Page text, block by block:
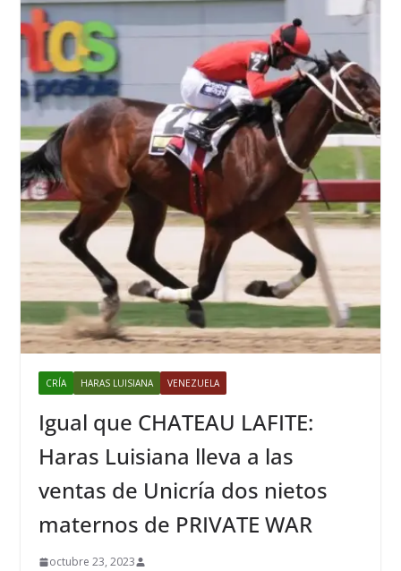
CRÍA HARAS LUISIANA VENEZUELA
Igual que CHATEAU LAFITE:
Haras Luisiana lleva a las
ventas de Unicría dos nietos
maternos de PRIVATE WAR
octubre 23, 2023